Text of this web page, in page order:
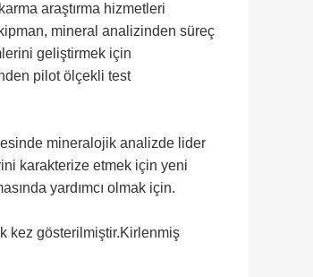
araştırma hizmetleri
mineral analizinden süreç
geliştirmek için
pilot ölçekli test
mineralojik analizde lider
karakterize etmek için yeni
yardımcı olmak için.
kez gösterilmiştir.Kirlenmiş